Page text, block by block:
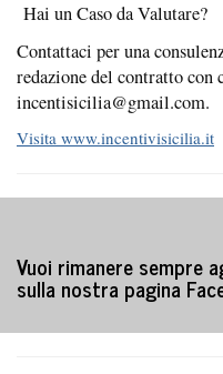
Hai un Caso da Valutare?
Contattaci per una
redazione del contratto
incentisicilia@gmail.com.
Visita www.incentivisicilia.it
Vuoi rimanere sempre
sulla nostra pagina